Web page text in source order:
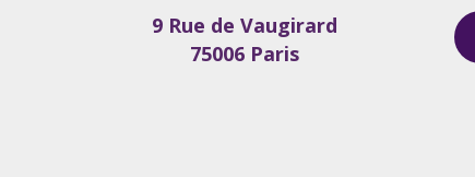
9 Rue de Vaugirard
75006 Paris